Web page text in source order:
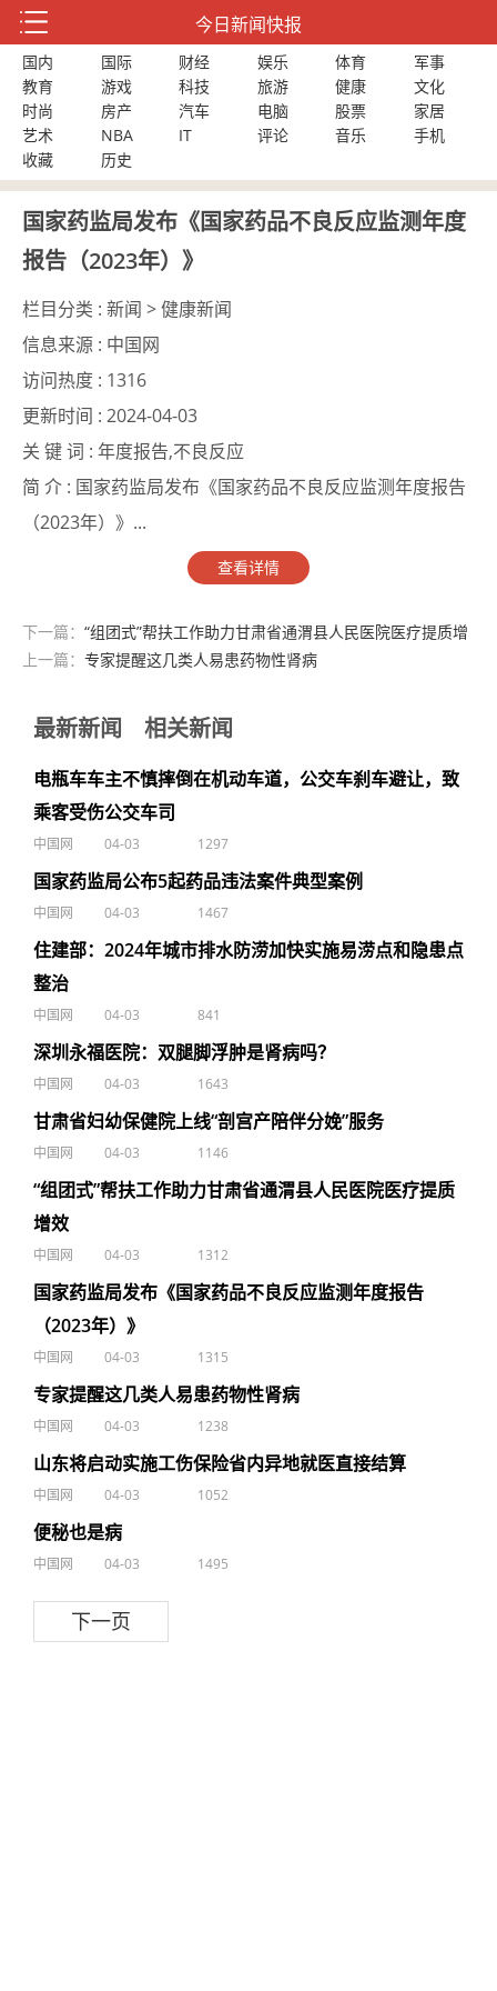
今日新闻快报
国内 国际 财经 娱乐 体育
军事
教育
游戏 科技 旅游 健康
文化
时尚
房产 汽车 电脑 股票
家居
艺术
NBA IT 评论 音乐
手机
收藏
历史
国家药监局发布《国家药品不良反应监测年度
报告（2023年）》
栏目分类 : 新闻 > 健康新闻
信息来源 : 中国网
访问热度 : 1316
更新时间 : 2024-04-03
关 键 词 : 年度报告,不良反应
简 介 : 国家药监局发布《国家药品不良反应监测年度报告
（2023年）》...
查看详情
下一篇： “组团式”帮扶工作助力甘肃省通渭县人民医院医疗提质增
效
上一篇： 专家提醒这几类人易患药物性肾病
最新新闻 相关新闻
电瓶车车主不慎摔倒在机动车道，公交车刹车避让，致
乘客受伤公交车司
中国网 04-03 1297
国家药监局公布5起药品违法案件典型案例
中国网 04-03 1467
住建部：2024年城市排水防涝加快实施易涝点和隐患点
整治
中国网 04-03 841
深圳永福医院：双腿脚浮肿是肾病吗？
中国网 04-03 1643
甘肃省妇幼保健院上线“剖宫产陪伴分娩”服务
中国网 04-03 1146
“组团式”帮扶工作助力甘肃省通渭县人民医院医疗提质
增效
中国网 04-03 1312
国家药监局发布《国家药品不良反应监测年度报告
（2023年）》
中国网 04-03 1315
专家提醒这几类人易患药物性肾病
中国网 04-03 1238
山东将启动实施工伤保险省内异地就医直接结算
中国网 04-03 1052
便秘也是病
中国网 04-03 1495
下一页